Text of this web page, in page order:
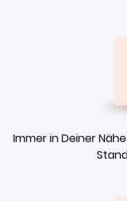
Immer in Deiner